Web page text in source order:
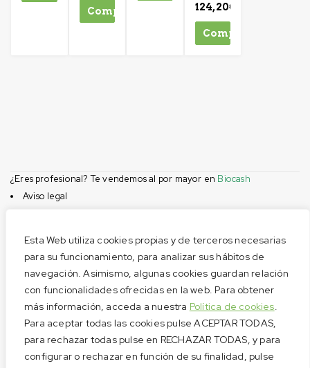
Esta Web utiliza cookies propias y de terceros necesarias
para su funcionamiento, para analizar sus hábitos de
navegación. Asimismo, algunas cookies guardan relación
con funcionalidades ofrecidas en la web. Para obtener
más información, acceda a nuestra Política de cookies.
Para aceptar todas las cookies pulse ACEPTAR TODAS,
para rechazar todas pulse en RECHAZAR TODAS, y para
configurar o rechazar en función de su finalidad, pulse
Comprar 124,20€
Comprar
¿Eres profesional? Te vendemos al por mayor en Biocash
Aviso legal
Privacidad
Cookies
Condiciones de compra
Privacidad
Cookies